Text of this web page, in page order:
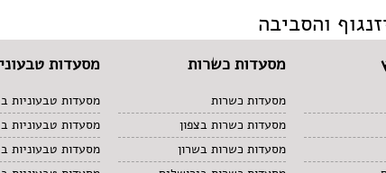
והסביבה
מסעדות כשרות
מסעדות כשרות
מסעדות כשרות בצפון
מסעדות כשרות בשרון
מסעדות
מסעדות טבעוניות
מסעדות טבעוניות
מסעדות טבעוניות